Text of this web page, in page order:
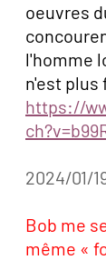
oeuvres
l'homme
n'est plus
https://
2024/01/
Bob me
même «